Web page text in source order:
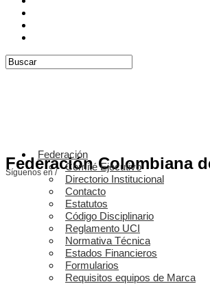
Federación Colombiana
Síguenos en /
Federación
Comité Ejecutivo
Directorio Institucional
Contacto
Estatutos
Código Disciplinario
Reglamento UCI
Normativa Técnica
Estados Financieros
Formularios
Requisitos equipos de Marca